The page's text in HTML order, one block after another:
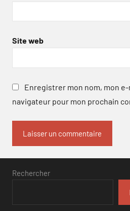
Site web
Enregistrer mon nom, mon
navigateur pour mon prochain
Rechercher